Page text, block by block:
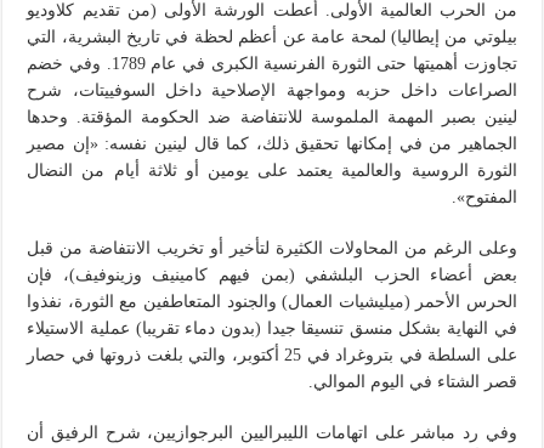
من الحرب العالمية الأولى. أعطت الورشة الأولى (من تقديم كلاوديو
بيلوتي من إيطاليا) لمحة عامة عن أعظم لحظة في تاريخ البشرية، التي
تجاوزت أهميتها حتى الثورة الفرنسية الكبرى في عام 1789. وفي خضم
الصراعات داخل حزبه ومواجهة الإصلاحية داخل السوفييتات، شرح
لينين بصبر المهمة الملموسة للانتفاضة ضد الحكومة المؤقتة. وحدها
الجماهير من في إمكانها تحقيق ذلك، كما قال لينين نفسه: «إن مصير
الثورة الروسية والعالمية يعتمد على يومين أو ثلاثة أيام من النضال
المفتوح».
وعلى الرغم من المحاولات الكثيرة لتأخير أو تخريب الانتفاضة من قبل
بعض أعضاء الحزب البلشفي (بمن فيهم كامينيف وزينوفيف)، فإن
الحرس الأحمر (ميليشيات العمال) والجنود المتعاطفين مع الثورة، نفذوا
في النهاية بشكل منسق تنسيقا جيدا (بدون دماء تقريبا) عملية الاستيلاء
على السلطة في بتروغراد في 25 أكتوبر، والتي بلغت ذروتها في حصار
قصر الشتاء في اليوم الموالي.
وفي رد مباشر على اتهامات الليبراليين البرجوازيين، شرح الرفيق أن